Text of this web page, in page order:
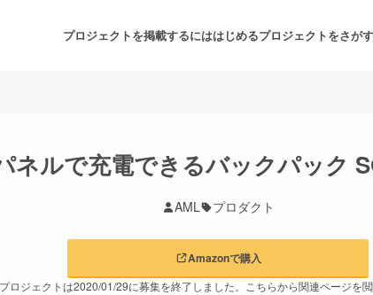
プロジェクトを掲載するにははじめるプロジェクトをさがす
注目のリターン 注目の新着プロジェクト 募集終了が近いプロジ
ネルで充電できるバックパック
AML プロダクト
Amazonで購入
ロジェクトは2020/01/29に募集を終了しました。こちらから関連ページを閲